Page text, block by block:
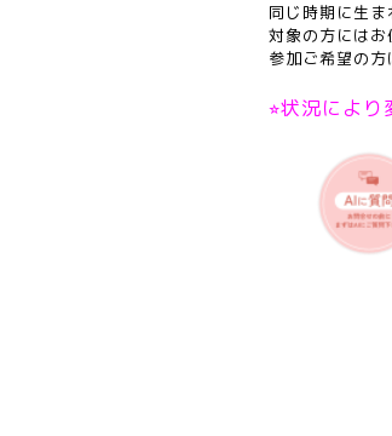
同じ時期に生
対象の方には
参加ご希望の方
⭐︎状況によ